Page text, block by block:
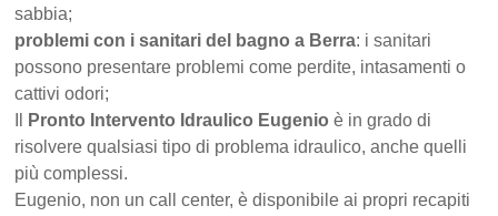
sabbia;
problemi con i sanitari del bagno a Berra: i sanitari
possono presentare problemi come perdite, intasamenti o
cattivi odori;
Pronto Intervento Idraulico Eugenio è in grado di
risolvere qualsiasi tipo di problema idraulico, anche quelli
più complessi.
Eugenio, non un call center, è disponibile ai propri recapiti